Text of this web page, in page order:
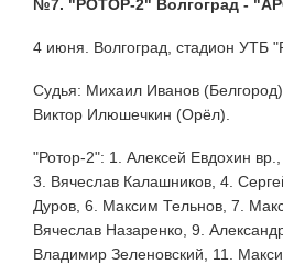
№7. "РОТОР-2" Волгоград -
4 июня. Волгоград, стадион УТБ
Судья: Михаил Иванов
Виктор Илюшечкин (Орёл).
"Ротор-2": 1. Алексей Евдохин
3. Вячеслав Калашников, 4.
Дуров, 6. Максим Тельнов, 7.
Вячеслав Назаренко, 9.
Владимир Зеленовский, 11.